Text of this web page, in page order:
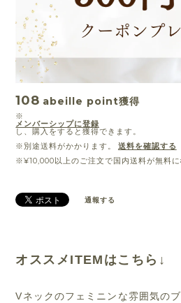
108 abeille point獲得
※
メンバーシップに登録
し、購入をすると獲得できます。
※別途送料がかかります。
送料を確認する
※¥10,000以上のご注文で国内送料が無料に
通報する
オススメITEMはこちら↓
Vネックのフェミニンな雰囲気のブ